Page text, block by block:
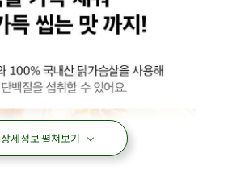
상세정보 펼쳐보기